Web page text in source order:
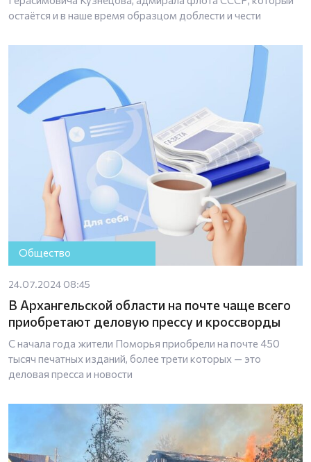
остаётся и в наше время образцом доблести и чести
Общество
24.07.2024 08:45
В Архангельской области на почте чаще всего
приобретают деловую прессу и кроссворды
С начала года жители Поморья приобрели на почте 450
тысяч печатных изданий, более трети которых — это
деловая пресса и новости